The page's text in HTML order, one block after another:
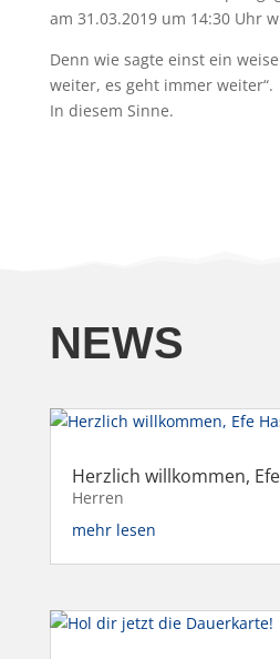
am 31.03.2019 um 14:30 Uhr
Denn wie sagte einst ein
weiter, es geht immer weiter“.
In diesem Sinne.
NEWS
Herzlich willkommen,
Herren
mehr lesen